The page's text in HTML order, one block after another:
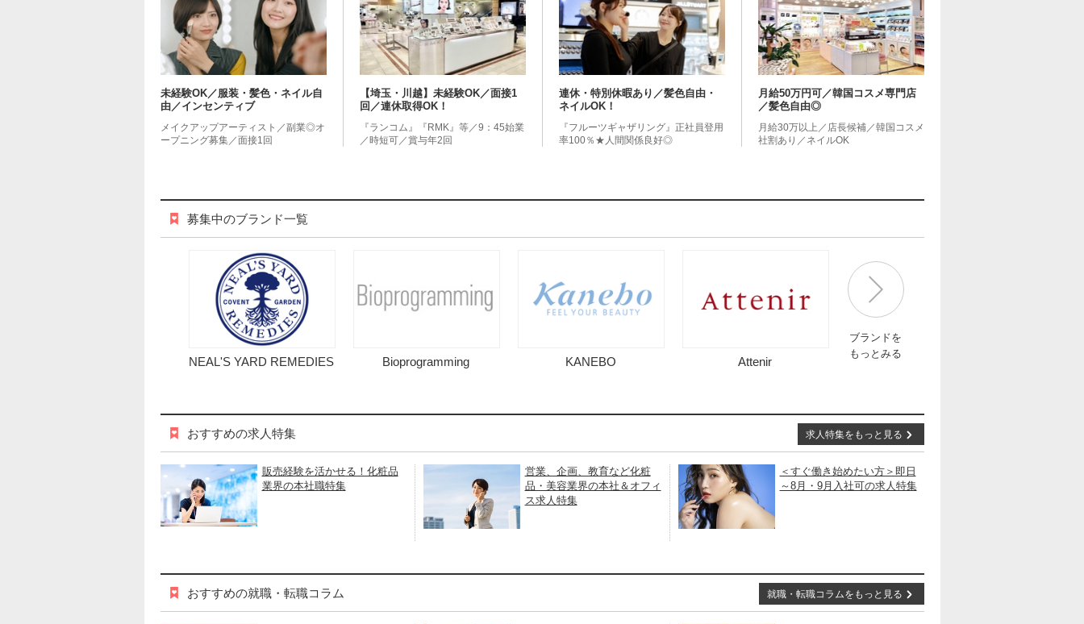
未経験OK／服装・髪色・ネイル自
由／インセンティブ
メイクアップアーティスト／副業◎オ
ープニング募集／面接1回
【埼玉・川越】未経験OK／面接1
回／連休取得OK！
『ランコム』『RMK』等／9：45始業
／時短可／賞与年2回
連休・特別休暇あり／髪色自由・
ネイルOK！
『フルーツギャザリング』正社員登用
率100％★人間関係良好◎
月給50万円可／韓国コスメ専門店
／髪色自由◎
月給30万以上／店長候補／韓国コスメ
社割あり／ネイルOK
募集中のブランド一覧
NEAL'S YARD REMEDIES Bioprogramming KANEBO Attenir
ブランドを
もっとみる
おすすめの求人特集
販売経験を活かせる！化粧品
業界の本社職特集
営業、企画、教育など化粧
品・美容業界の本社＆オフィ
ス求人特集
＜すぐ働き始めたい方＞即日
～8月・9月入社可の求人特集
求人特集をもっと見る
おすすめの就職・転職コラム 就職・転職コラムをもっと見る